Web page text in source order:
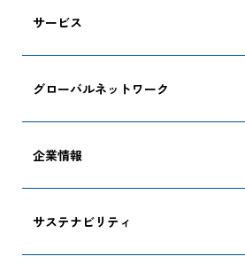
サービス
グローバルネットワーク
企業情報
サステナビリティ